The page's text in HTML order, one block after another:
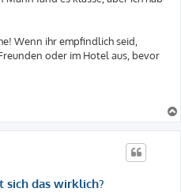
Wenn ihr empfindlich seid,
oder im Hotel aus, bevor
sich das wirklich?